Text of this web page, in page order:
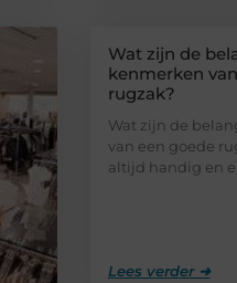
Wat zijn de
kenmerken
rugzak?
Wat zijn de
van een goede
altijd handig en
Lees verder ➜